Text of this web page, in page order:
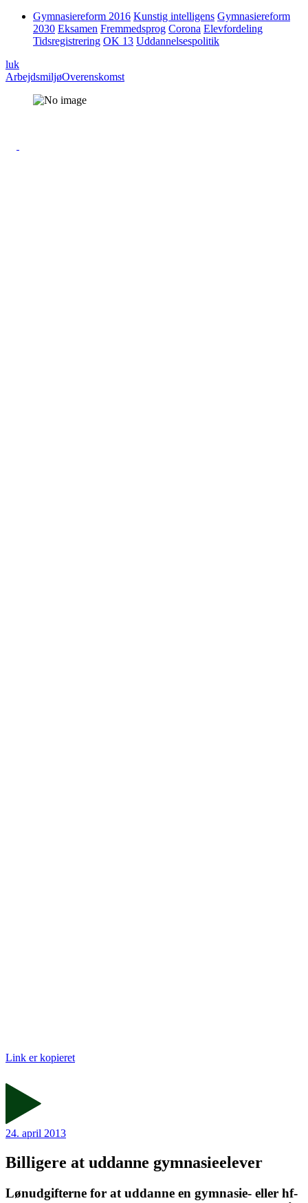
Gymnasiereform 2016 Kunstig intelligens Gymnasiereform
2030 Eksamen Fremmedsprog Corona Elevfordeling
Tidsregistrering OK 13 Uddannelsespolitik
luk
ArbejdsmiljøOverenskomst
Link er kopieret
24. april 2013
Billigere at uddanne gymnasieelever
Lønudgifterne for at uddanne en gymnasie- eller hf-